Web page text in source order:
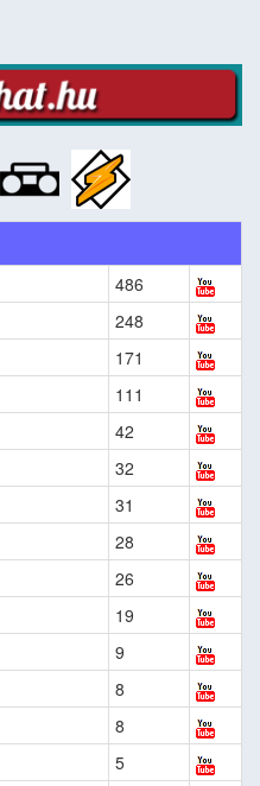
486
248
171
111
42
32
31
28
26
19
9
8
8
5